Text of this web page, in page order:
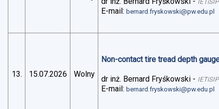
IETiSIP
E-mail:bernard.fryskowski@pw.edu.pl
13. 15.07.2026 Wolny
Non-contact tire tread depth
dr inż. Bernard Fryśkowski - IETiSIP
E-mail:bernard.fryskowski@pw.edu.pl